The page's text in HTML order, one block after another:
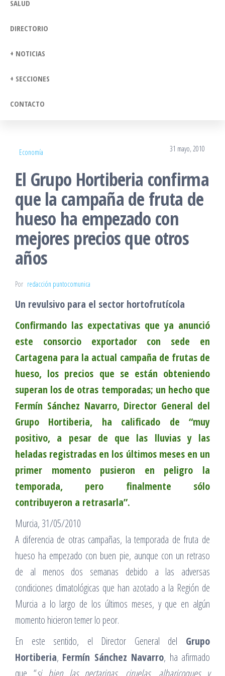
SALUD
DIRECTORIO
+ NOTICIAS
+ SECCIONES
CONTACTO
Economía 31 mayo, 2010
El Grupo Hortiberia confirma
que la campaña de fruta de
hueso ha empezado con
mejores precios que otros
años
Por redacción puntocomunica
Un revulsivo para el sector hortofrutícola
Confirmando las expectativas que ya anunció
este consorcio exportador con sede en
Cartagena para la actual campaña de frutas de
hueso, los precios que se están obteniendo
superan los de otras temporadas; un hecho que
Fermín Sánchez Navarro, Director General del
Grupo Hortiberia, ha calificado de “muy
positivo, a pesar de que las lluvias y las
heladas registradas en los últimos meses en un
primer momento pusieron en peligro la
temporada, pero finalmente sólo
contribuyeron a retrasarla”.
Murcia, 31/05/2010
A diferencia de otras campañas, la temporada de fruta de
hueso ha empezado con buen pie, aunque con un retraso
de al menos dos semanas debido a las adversas
condiciones climatológicas que han azotado a la Región de
Murcia a lo largo de los últimos meses, y que en algún
momento hicieron temer lo peor.
En este sentido, el Director General del Grupo
Hortiberia, Fermín Sánchez Navarro, ha afirmado
que “si bien las nectarinas, ciruelas, albaricoques y